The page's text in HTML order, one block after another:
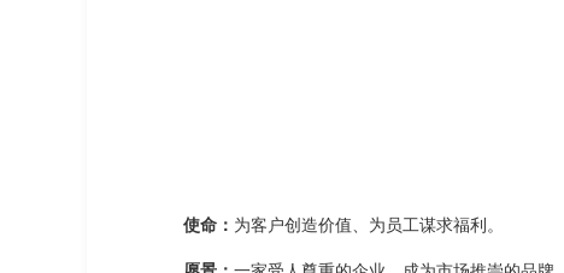
使命： 为客户创造价值、为员工谋求福利。